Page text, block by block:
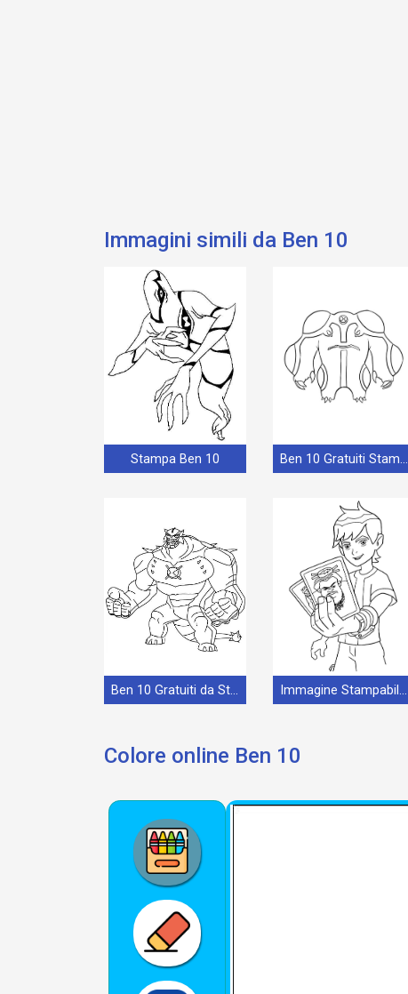
Immagini simili da Ben 10
Stampa Ben 10 Ben 10 Gratuiti Stampabili
Ben 10 Gratuiti da Stampare Immagine Stampabile di Ben 10
Colore online Ben 10